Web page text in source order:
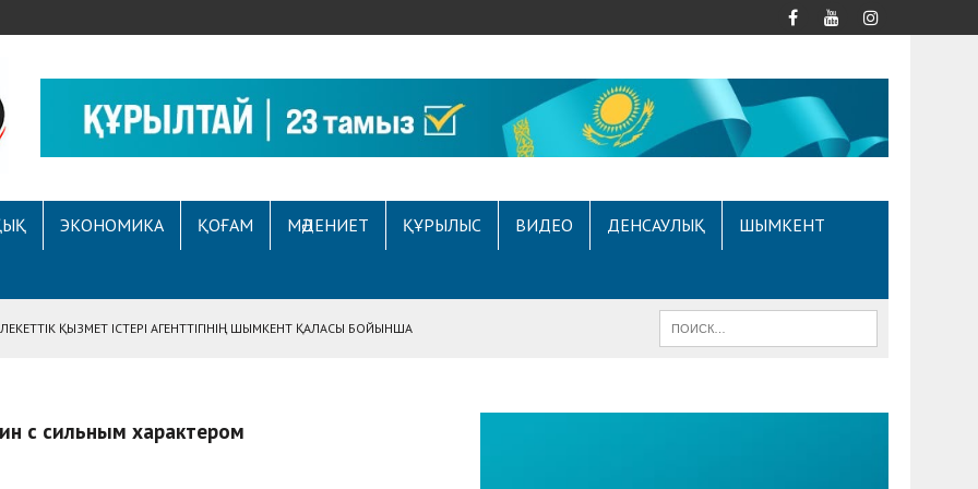
ЭКОНОМИКА ҚОҒАМ МӘДЕНИЕТ ҚҰРЫЛЫС ВИДЕО ДЕНСАУЛЫҚ ШЫМКЕНТ
АРНАЛҒАН АУҚЫМДЫ МЕРЕКЕЛІК ІС-ШАРА ӨТТІ
ІСТЕРІ АГЕНТТІГІНІҢ ШЫМКЕНТ ҚАЛАСЫ БОЙЫНША
с сильным характером